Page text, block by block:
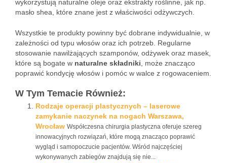
wykorzystują naturalne oleje oraz ekstrakty roślinne, jak np.
masło shea, które znane jest z właściwości odżywczych.
Wszystkie te produkty powinny być dobrane indywidualnie, w
zależności od typu włosów oraz ich potrzeb. Regularne
stosowanie nawilżających szamponów, odżywek oraz masek,
które są bogate w naturalne składniki , może znacząco
poprawić kondycję włosów i pomóc w walce z rogowaceniem.
W Tym Temacie Również:
Rodzaje operacji plastycznych – laserowe
zamykanie naczynek na nogach Warszawa,
Wrocław Współczesna chirurgia plastyczna oferuje szereg
innowacyjnych rozwiązań, które mogą znacząco poprawić
wygląd i samopoczucie pacjentów. Wśród najczęściej
wykonywanych zabiegów znajdują się nie...